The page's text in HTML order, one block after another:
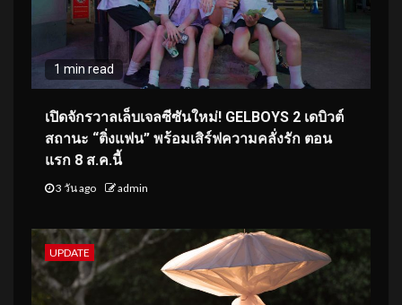
1 min read
เปิดจักรวาลเล็บเจลซีซันใหม่! GELBOYS 2 เดบิวต์
สถานะ “ติ่งแฟน” พร้อมเสิร์ฟความคลั่งรัก ตอน
แรก 8 ส.ค.นี้
3 วัน ago admin
UPDATE